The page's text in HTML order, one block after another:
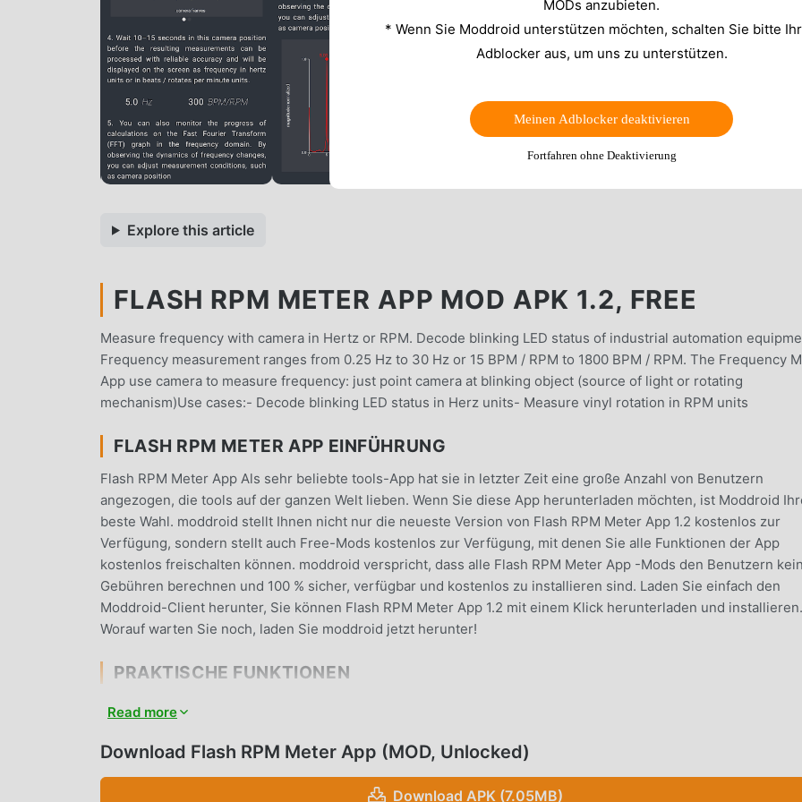
Explore this article
FLASH RPM METER APP MOD APK 1.2, FREE
Measure frequency with camera in Hertz or RPM. Decode blinking LED status of industrial automation
Frequency measurement ranges from 0.25 Hz to 30 Hz or 15 BPM / RPM to 1800 BPM / RPM. The Frequency
App use camera to measure frequency: just point camera at blinking object (source of light or rotating
mechanism)Use cases:- Decode blinking LED status in Herz units- Measure vinyl rotation in RPM units
FLASH RPM METER APP EINFÜHRUNG
Flash RPM Meter App Als sehr beliebte tools-App hat sie in letzter Zeit eine große Anzahl von Benutzern
angezogen, die tools auf der ganzen Welt lieben. Wenn Sie diese App herunterladen möchten, ist Moddroid
beste Wahl. moddroid stellt Ihnen nicht nur die neueste Version von Flash RPM Meter App 1.2 kostenlos zur
Verfügung, sondern stellt auch Free-Mods kostenlos zur Verfügung, mit denen Sie alle Funktionen der App
kostenlos freischalten können. moddroid verspricht, dass alle Flash RPM Meter App -Mods den Benutzern
Gebühren berechnen und 100 % sicher, verfügbar und kostenlos zu installieren sind. Laden Sie einfach den
Moddroid-Client herunter, Sie können Flash RPM Meter App 1.2 mit einem Klick herunterladen und installieren.
Worauf warten Sie noch, laden Sie moddroid jetzt herunter!
PRAKTISCHE FUNKTIONEN
Flash RPM Meter App Als beliebte tools-Anwendung haben ihre leistungsstarken Funktionen eine große Anzahl
reichhaltigeres Erlebnis und leistungsfähigere Funktionen. Sie müssen nur Flash RPM Meter App 1.2
unterstützt moddroid auch die Anwendung tools für Fans, um Erfahrungen auszutauschen, die Freude zu teilen,
Read more
Download Flash RPM Meter App (MOD, Unlocked)
Download APK (7.05MB)
MODs anzubieten.
* Wenn Sie Moddroid unterstützen möchten, schalten Sie bitte
Adblocker aus, um uns zu unterstützen.
Meinen Adblocker deaktivieren
Fortfahren ohne Deaktivierung